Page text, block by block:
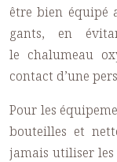
être bien équipé
gants, en
le chalumeau
contact d’une
Pour les
bouteilles et
jamais utiliser